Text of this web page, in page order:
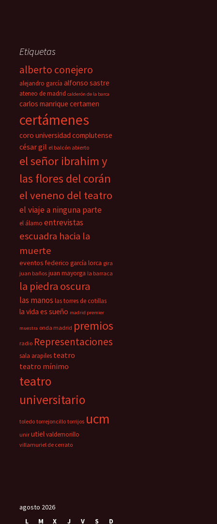
Etiquetas
alberto conejero
alejandro garcía alfonso sastre
ateneo de madrid calderón de la barca
carlos manrique certamen
certámenes
coro universidad complutense
césar gil el balcón abierto
el señor ibrahim y
las flores del corán
el veneno del teatro
el viaje a ninguna parte
el álamo entrevistas
escuadra hacia la
muerte
eventos federico garcía lorca gira
juan baños juan mayorga la barraca
la piedra oscura
las manos las torres de cotillas
la vida es sueño madrid premier
muestra onda madrid premios
radio Representaciones
sala arapiles teatro
teatro mínimo
teatro
universitario
toledo torrejoncillo torrijos ucm
unir utielvaldemorillo
villamuriel de cerrato
agosto 2026
L
M X J V S D